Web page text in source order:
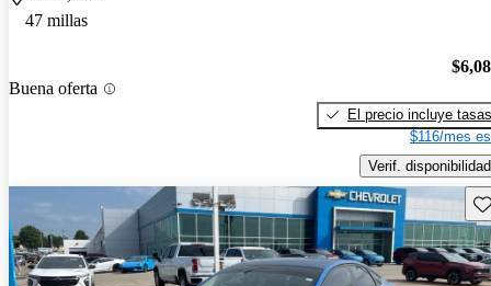
47 millas
Buena oferta
El precio incluye tasas
$116/mes
Verif. disponibilidad